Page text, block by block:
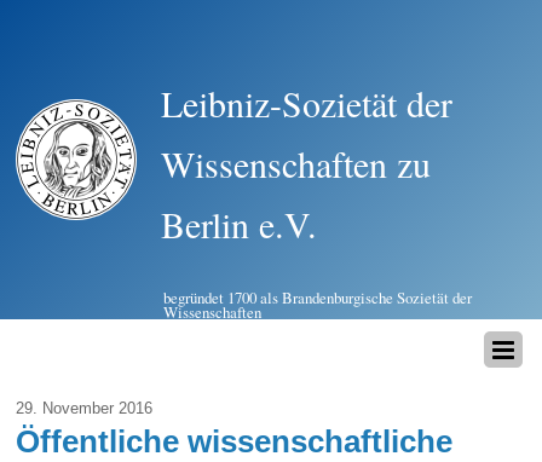
Leibniz-Sozietät der
Wissenschaften zu
Berlin e.V.
begründet 1700 als Brandenburgische Sozietät der
Wissenschaften
29. November 2016
Öffentliche wissenschaftliche